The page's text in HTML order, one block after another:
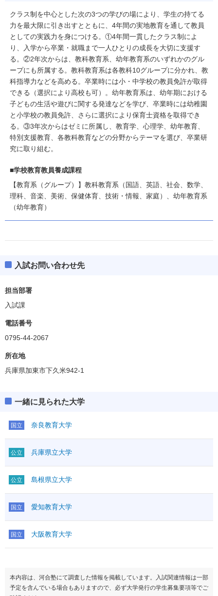
クラス制を中心とした次の3つの学びの場により、学生の持てる
力を最大限に引き出すとともに、4年間の実地教育を通して教員
としての実践力を身につける。①4年間一貫したクラス制によ
り、入学から卒業・就職まで一人ひとりの成長を大切に支援す
る。②2年次からは、教科教育系、幼年教育系のいずれかのグル
ープにも所属する。教科教育系は各教科10グループに分かれ、教
科指導力などを高める。卒業時には小・中学校の教員免許が取得
できる（選択により高校も可）。幼年教育系は、幼年期における
子どもの生活や遊びに関する発達などを学び、卒業時には幼稚園
と小学校の教員免許、さらに選択により保育士資格を取得でき
る。③3年次からはゼミに所属し、教育学、心理学、幼年教育、
特別支援教育、各教科教育などの分野からテーマを選び、卒業研
究に取り組む。
■学校教育教員養成課程
【教育系（グループ）】教科教育系（国語、英語、社会、数学、
理科、音楽、美術、保健体育、技術・情報、家庭）、幼年教育系
（幼年教育）
入試お問い合わせ先
担当部署
入試課
電話番号
0795-44-2067
所在地
兵庫県加東市下久米942-1
一緒に見られた大学
国立 奈良教育大学
公立 兵庫県立大学
公立 島根県立大学
国立 愛知教育大学
国立 大阪教育大学
本内容は、河合塾にて調査した情報を掲載しています。入試関連情報は一部
予定を含んでいる場合もありますので、必ず大学発行の学生募集要項等でご